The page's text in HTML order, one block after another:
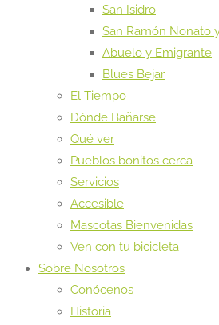
San Isidro
San Ramón Nonato
Abuelo y Emigrante
Blues Bejar
El Tiempo
Dónde Bañarse
Qué ver
Pueblos bonitos cerca
Servicios
Accesible
Mascotas Bienvenidas
Ven con tu bicicleta
Sobre Nosotros
Conócenos
Historia